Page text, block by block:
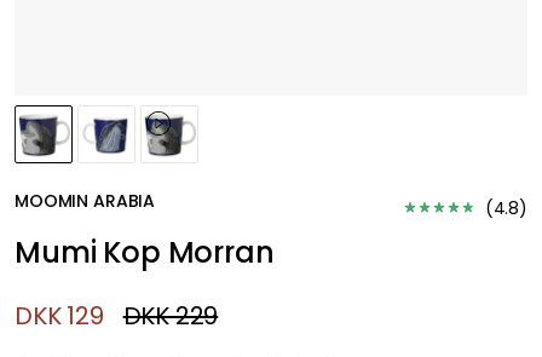
MOOMIN ARABIA (4.8)
Mumi Kop Morran
DKK 129 DKK 229